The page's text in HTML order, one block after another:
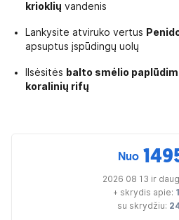
krioklių vandenis
Lankysite atviruko vertus
apsuptus įspūdingų uolų
Ilsėsitės balto smėlio
koralinių rifų
Nuo
2026 08 13 ir
+ skrydis apie:
su skrydžiu: